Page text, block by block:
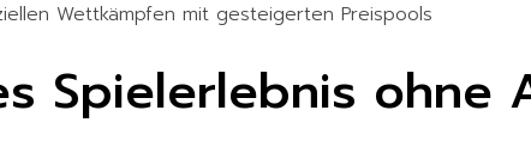
Wettkämpfen mit gesteigerten Preispools
Spielerlebnis ohne